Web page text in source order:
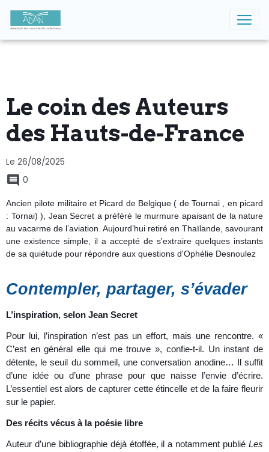
Le coin des Auteurs
des Hauts-de-France
Le 26/08/2025
0
Ancien pilote militaire et Picard de Belgique ( de Tournai , en picard
: Tornai) ), Jean Secret a préféré le murmure apaisant de la nature
au vacarme de l’aviation. Aujourd’hui retiré en Thaïlande, savourant
une existence simple, il a accepté de s'extraire quelques instants
de sa quiétude pour répondre aux questions d'Ophélie Desnoulez
Contempler, partager, s’évader
L’inspiration, selon Jean Secret
Pour lui, l’inspiration n’est pas un effort, mais une rencontre. «
C’est en général elle qui me trouve », confie-t-il. Un instant de
détente, le seuil du sommeil, une conversation anodine… Il suffit
d’une idée ou d’une phrase pour que naisse l’envie d’écrire.
L’essentiel est alors de capturer cette étincelle et de la faire fleurir
sur le papier.
Des récits vécus à la poésie libre
Auteur d’une bibliographie déjà étoffée, il a notamment publié Les